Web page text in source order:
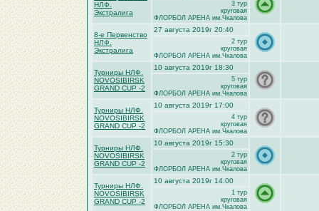
НЛФ.
Экстралига
3 тур
круговая
ФЛОРБОЛ АРЕНА им.Чкалова
8-е Первенство
НЛФ.
Экстралига
27 августа 2019г 20:40
2 тур
круговая
ФЛОРБОЛ АРЕНА им.Чкалова
Турниры НЛФ.
NOVOSIBIRSK
GRAND CUP -2
10 августа 2019г 18:30
5 тур
круговая
ФЛОРБОЛ АРЕНА им.Чкалова
Турниры НЛФ.
NOVOSIBIRSK
GRAND CUP -2
10 августа 2019г 17:00
4 тур
круговая
ФЛОРБОЛ АРЕНА им.Чкалова
Турниры НЛФ.
NOVOSIBIRSK
GRAND CUP -2
10 августа 2019г 15:30
2 тур
круговая
ФЛОРБОЛ АРЕНА им.Чкалова
Турниры НЛФ.
NOVOSIBIRSK
GRAND CUP -2
10 августа 2019г 14:00
1 тур
круговая
ФЛОРБОЛ АРЕНА им.Чкалова